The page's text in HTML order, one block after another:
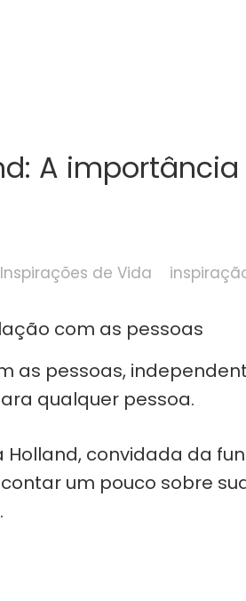
A
Inspirações de Vida
as pessoas,
qualquer pessoa.
Holland, convidada da
um pouco sobre